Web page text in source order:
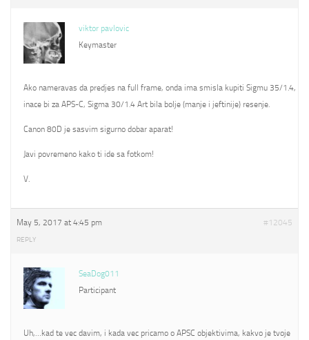
viktor pavlovic
Keymaster
Ako nameravas da predjes na full frame, onda ima smisla kupiti Sigmu 35/1.4,
inace bi za APS-C, Sigma 30/1.4 Art bila bolje (manje i jeftinije) resenje.
Canon 80D je sasvim sigurno dobar aparat!
Javi povremeno kako ti ide sa fotkom!
V.
May 5, 2017 at 4:45 pm #12045
REPLY
SeaDog011
Participant
Uh,…kad te vec davim, i kada vec pricamo o APSC objektivima, kakvo je tvoje